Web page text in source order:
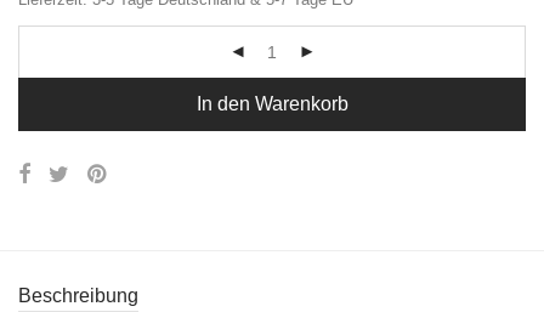
von 5, basierend
In den Warenkorb
Beschreibung